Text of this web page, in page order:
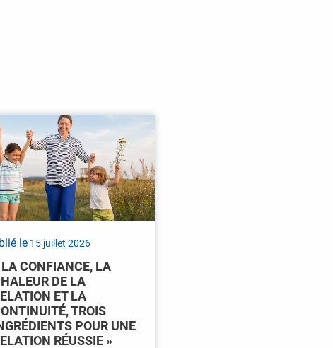
le15 juillet 2026
CONFIANCE, LA
DE LA
ET LA
TROIS
POUR UNE
RÉUSSIE »